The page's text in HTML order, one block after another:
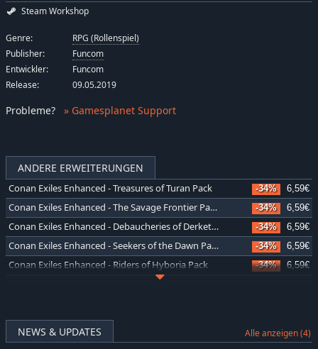
ANDERE ERWEITERUNGEN
Conan Exiles Enhanced - Treasures of Turan Pack -34% 6,59€
Conan Exiles Enhanced - The Savage Frontier Pack -34% 6,59€
Conan Exiles Enhanced - Debaucheries of Derketo Pack -34% 6,59€
Conan Exiles Enhanced - Seekers of the Dawn Pack -34% 6,59€
Conan Exiles Enhanced - Riders of Hyboria Pack -34% 6,59€
Conan Exiles Enhanced: Isle of Siptah -35% 12,95€
NEWS & UPDATES Alle anzeigen (4)
Steam Workshop
Genre:
RPG (Rollenspiel)
Publisher:
Funcom
Entwickler:
Funcom
Release:
09.05.2019
Probleme? » Gamesplanet Support